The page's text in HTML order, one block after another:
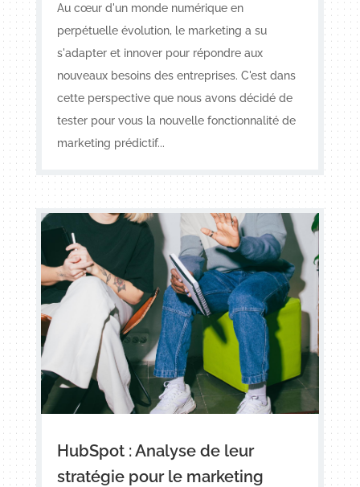
Au cœur d'un monde numérique en
perpétuelle évolution, le marketing a su
s'adapter et innover pour répondre aux
nouveaux besoins des entreprises. C'est dans
cette perspective que nous avons décidé de
tester pour vous la nouvelle fonctionnalité de
marketing prédictif...
HubSpot : Analyse de leur
stratégie pour le marketing